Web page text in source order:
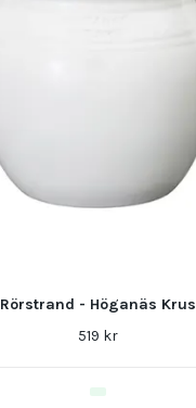
Rörstrand - Höganäs Krus
519 kr